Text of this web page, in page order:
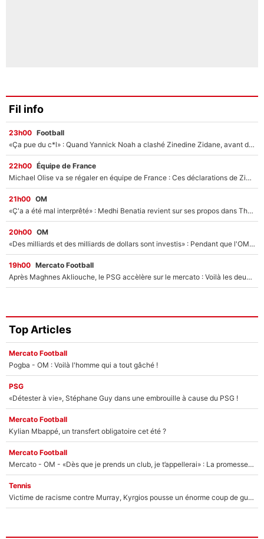
Fil info
23h00 Football
«Ça pue du c*l» : Quand Yannick Noah a clashé Zinedine Zidane, avant de se faire recadrer par le nouveau sélectionneur de l'équipe de France !
22h00 Équipe de France
Michael Olise va se régaler en équipe de France : Ces déclarations de Zinedine Zidane qui prouvent qu'il va tout miser sur la star du Bayern Munich !
21h00 OM
«Ç'a a été mal interprêté» : Medhi Benatia revient sur ses propos dans The Bridge et précise ses conditions pour rejoindre le PSG !
20h00 OM
«Des milliards et des milliards de dollars sont investis» : Pendant que l'OM est en pleine crise financière, Frank McCourt lance un nouveau projet à 260M€ !
19h00 Mercato Football
Après Maghnes Akliouche, le PSG accèlère sur le mercato : Voilà les deux nouvelles recrues qui vont signer la semaine prochaine ?
Top Articles
Mercato Football
Pogba - OM : Voilà l'homme qui a tout gâché !
PSG
«Détester à vie», Stéphane Guy dans une embrouille à cause du PSG !
Mercato Football
Kylian Mbappé, un transfert obligatoire cet été ?
Mercato Football
Mercato - OM - «Dès que je prends un club, je t’appellerai» : La promesse de Marcelino au moment de claquer la porte
Tennis
Victime de racisme contre Murray, Kyrgios pousse un énorme coup de gueule !